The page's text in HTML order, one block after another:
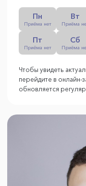
Пн
Приёма нет
Вт
Приёма
Пт
Приёма нет
Сб
Приёма
Чтобы увидеть
перейдите в онлайн-
обновляется